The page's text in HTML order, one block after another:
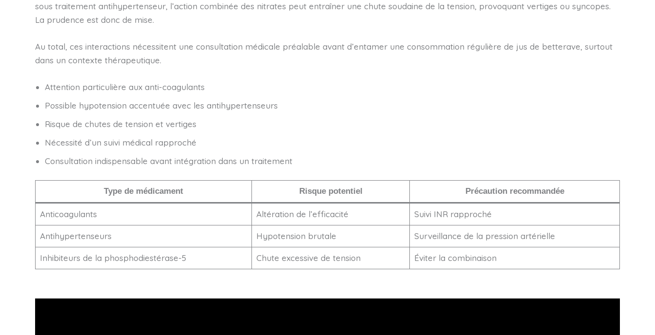
sous traitement antihypertenseur, l’action combinée des nitrates peut entraîner une chute soudaine de la tension, provoquant vertiges ou syncopes.
La prudence est donc de mise.
Au total, ces interactions nécessitent une consultation médicale préalable avant d’entamer une consommation régulière de jus de betterave, surtout
dans un contexte thérapeutique.
Attention particulière aux anti-coagulants
Possible hypotension accentuée avec les antihypertenseurs
Risque de chutes de tension et vertiges
Nécessité d’un suivi médical rapproché
Consultation indispensable avant intégration dans un traitement
Type de médicament Risque potentiel Précaution recommandée
Anticoagulants Altération de l’efficacité Suivi INR rapproché
Antihypertenseurs Hypotension brutale Surveillance de la pression artérielle
Inhibiteurs de la phosphodiestérase-5 Chute excessive de tension Éviter la combinaison